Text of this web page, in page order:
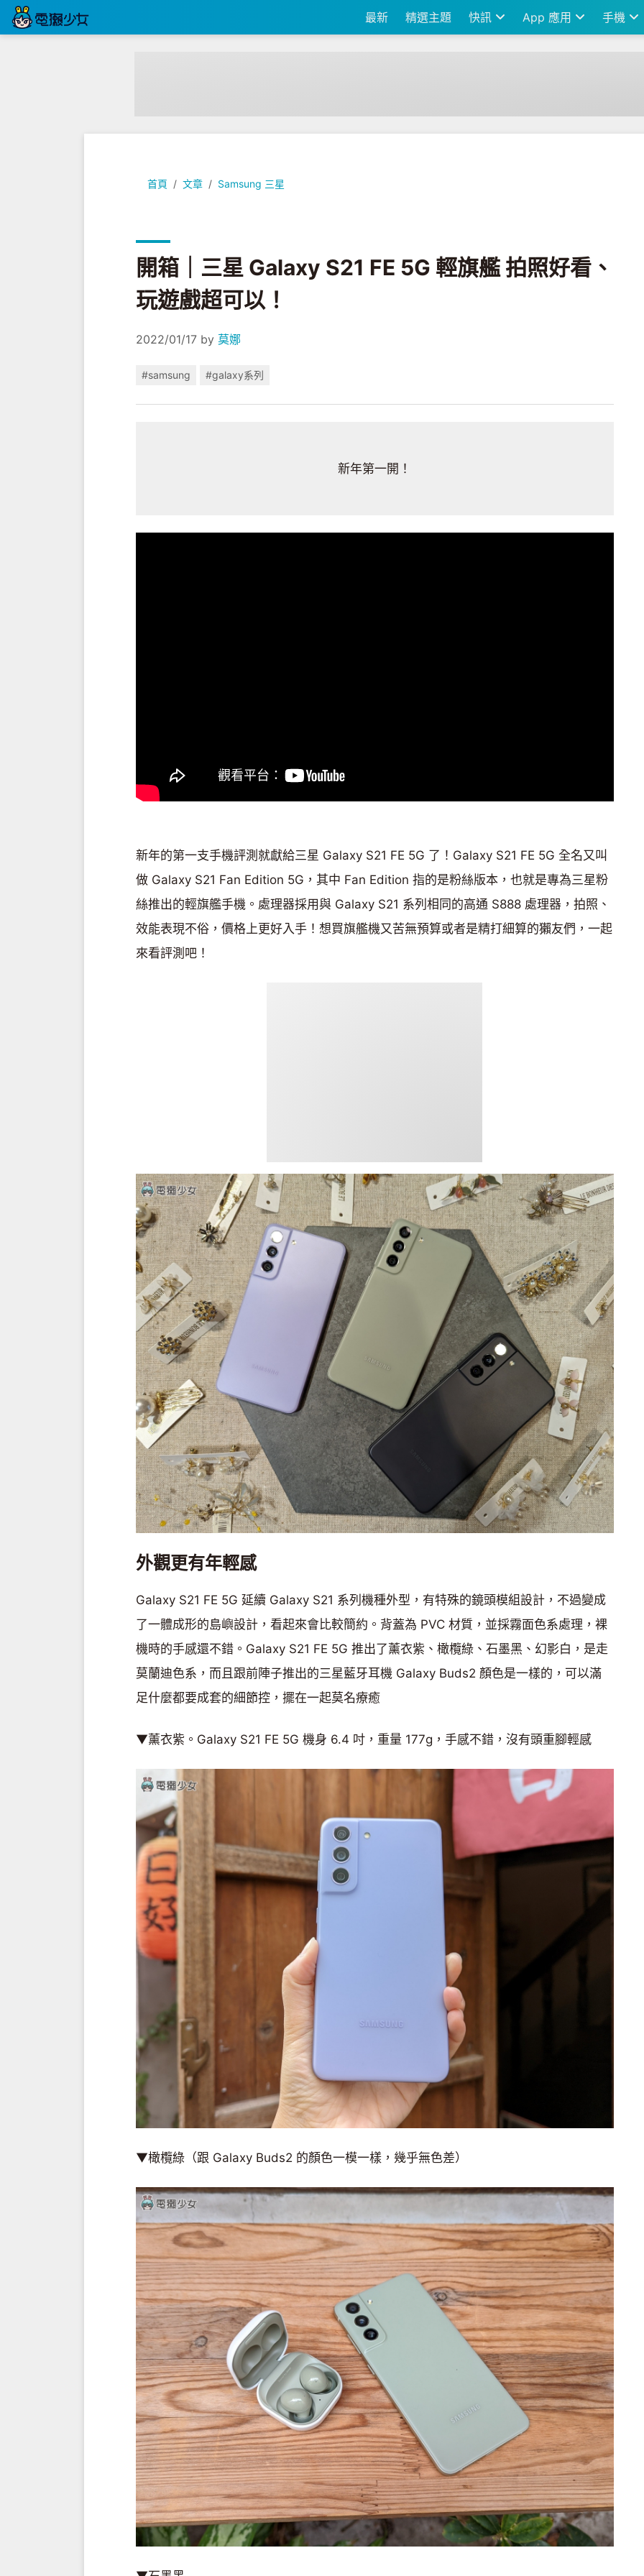
最新 精選主題 快訊 App 應用 手機
首頁 文章 Samsung 三星
開箱｜三星 Galaxy S21 FE 5G 輕旗艦 拍照好看、玩遊戲超可以！
開箱｜三星 Galaxy S21 FE 5G 輕旗艦 拍照好看、
玩遊戲超可以！
2022/01/17 by 莫娜
#samsung #galaxy系列
新年第一開！
新年的第一支手機評測就獻給三星 Galaxy S21 FE 5G 了！Galaxy S21 FE 5G 全名又叫
做 Galaxy S21 Fan Edition 5G，其中 Fan Edition 指的是粉絲版本，也就是專為三星粉
絲推出的輕旗艦手機。處理器採用與 Galaxy S21 系列相同的高通 S888 處理器，拍照、
效能表現不俗，價格上更好入手！想買旗艦機又苦無預算或者是精打細算的獺友們，一起
來看評測吧！
外觀更有年輕感
Galaxy S21 FE 5G 延續 Galaxy S21 系列機種外型，有特殊的鏡頭模組設計，不過變成
了一體成形的島嶼設計，看起來會比較簡約。背蓋為 PVC 材質，並採霧面色系處理，裸
機時的手感還不錯。Galaxy S21 FE 5G 推出了薰衣紫、橄欖綠、石墨黑、幻影白，是走
莫蘭迪色系，而且跟前陣子推出的三星藍牙耳機 Galaxy Buds2 顏色是一樣的，可以滿
足什麼都要成套的細節控，擺在一起莫名療癒
▼薰衣紫。Galaxy S21 FE 5G 機身 6.4 吋，重量 177g，手感不錯，沒有頭重腳輕感
▼橄欖綠（跟 Galaxy Buds2 的顏色一模一樣，幾乎無色差）